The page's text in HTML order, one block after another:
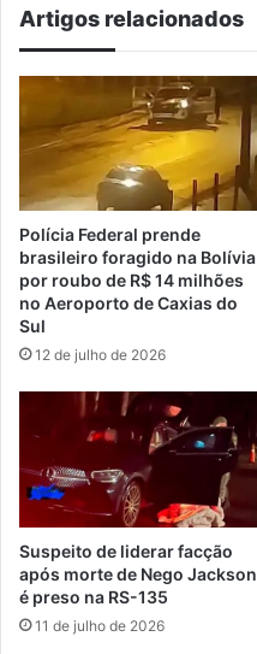
Artigos relacionados
Polícia Federal prende
brasileiro foragido na Bolívia
por roubo de R$ 14 milhões
no Aeroporto de Caxias do
Sul
12 de julho de 2026
Suspeito de liderar facção
após morte de Nego Jackson
é preso na RS-135
11 de julho de 2026